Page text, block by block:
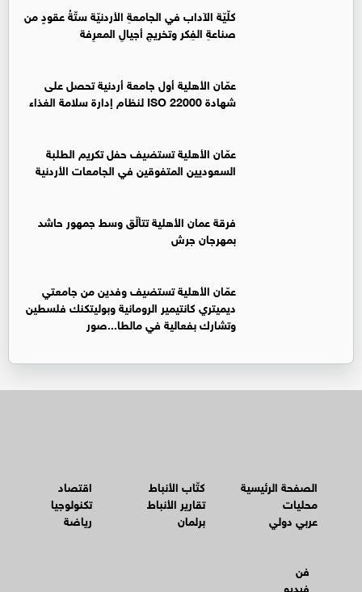
كلّيّة الآداب في الجامعةِ الأردنيّة ستّةُ عقودٍ من
صناعةِ الفِكر وتخريجِ أجيالِ المعرِفة
عمّان الأهلية أول جامعة أردنية تحصل على
شهادة ISO 22000 لنظام إدارة سلامة الغذاء
عمّان الأهلية تستضيف حفل تكريم الطلبة
السعوديين المتفوقين في الجامعات الأردنية
فرقة عمان الأهلية تتألّق وسط جمهور حاشد
بمهرجان جرش
عمّان الأهلية تستضيف وفدين من جامعتي
ديميتري كانتيمير الرومانية وبوليتكنك فلسطين
وتشارك بفعالية في مالطا...صور
الصفحة الرئيسية
محليات
عربي دولي
كتّاب الأنباط
تقارير الأنباط
برلمان
اقتصاد
تكنولوجيا
رياضة
فن
فيديو